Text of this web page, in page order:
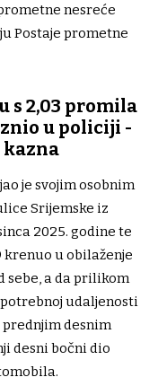
nesreće
Postaje prometne
s 2,03 promila
u policiji -
kazna
je svojim osobnim
Srijemske iz
2025. godine te
krenuo u obilaženje
sebe, a da prilikom
udaljenosti
prednjim desnim
desni bočni dio